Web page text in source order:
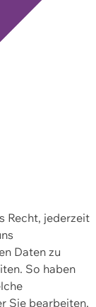
Recht, jederzeit
Daten zu
So haben
Sie bearbeiten,